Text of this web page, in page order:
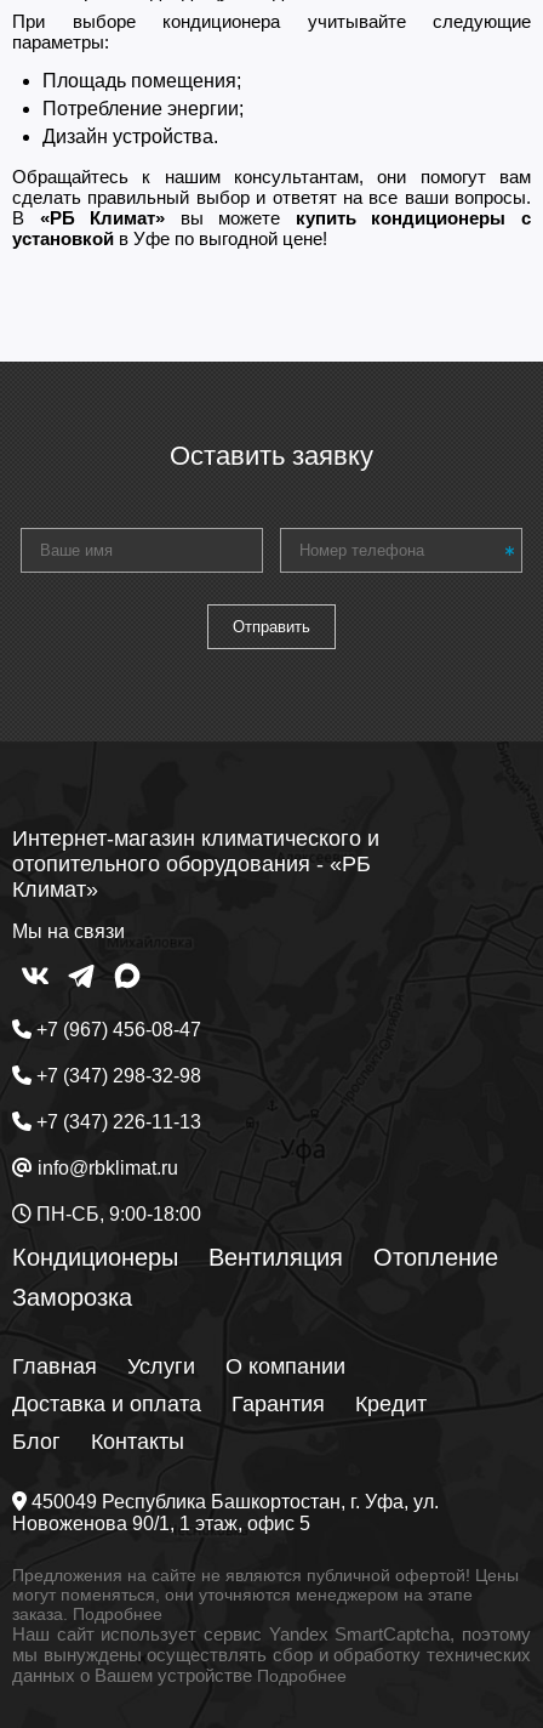
При выборе кондиционера учитывайте следующие
параметры:
Площадь помещения;
Потребление энергии;
Дизайн устройства.
Обращайтесь к нашим консультантам, они помогут вам
сделать правильный выбор и ответят на все ваши вопросы.
В «РБ Климат» вы можете купить кондиционеры с
установкой в Уфе по выгодной цене!
Оставить заявку
Интернет-магазин климатического и
отопительного оборудования - «РБ
Климат»
Мы на связи
+7 (967) 456-08-47
+7 (347) 298-32-98
+7 (347) 226-11-13
info@rbklimat.ru
ПН-СБ, 9:00-18:00
Кондиционеры Вентиляция
Отопление
Заморозка
Главная Услуги
О компании
Доставка и оплата
Гарантия
Кредит
Блог
Контакты
450049 Республика Башкортостан, г. Уфа, ул.
Новоженова 90/1, 1 этаж, офис 5
Предложения на сайте не являются публичной офертой! Цены
могут поменяться, они уточняются менеджером на этапе
заказа. Подробнее
Наш сайт использует сервис Yandex SmartCaptcha, поэтому
мы вынуждены осуществлять сбор и обработку технических
данных о Вашем устройстве Подробнее